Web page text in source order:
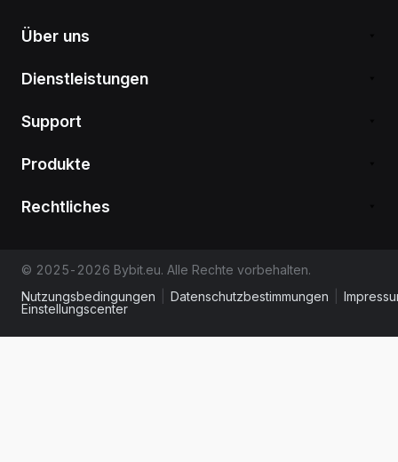
Über uns
Dienstleistungen
Support
Produkte
Rechtliches
© 2025-2026 Bybit.eu. Alle Rechte vorbehalten.
Nutzungsbedingungen
Datenschutzbestimmungen
Einstellungscenter